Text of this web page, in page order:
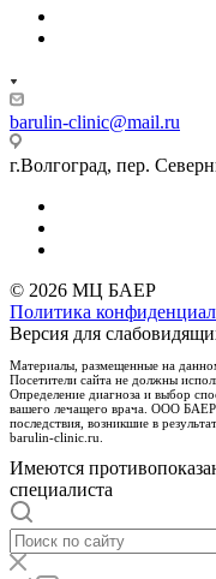
barulin-clinic@mail.ru
г.Волгоград, пер.
© 2026 МЦ БАЕР
Политика
Версия для
Материалы, размещенные на
Посетители сайта не должны
Определение диагноза и выбор
вашего лечащего врача. ООО БАЕР
последствия, возникшие в
barulin-clinic.ru.
Имеются
специалиста